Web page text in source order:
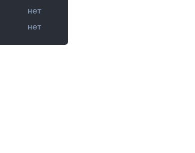
нет
нет